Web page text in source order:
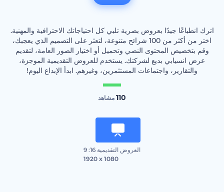
اترك انطباعًا جيدًا بعروض بصرية تلبي كل احتياجاتك الاحترافية والمهنية.
اختر من أكثر من 100 شرائح متنوعة، لتعثر على التصميم الذي يعجبك،
وقم بتخصيص المحتوى النصي وتحميل أو اختيار الصور العامة، لتقديم
عرض انسيابي بديع لشركتك. يستخدم للعروض التقديمية الموجزة،
والتقارير، واجتماعات المستثمرين، وغيرهم. ابدأ الإبداع اليوم!
110 مشاهد
العروض التقديمية 16: 9
1920 x 1080